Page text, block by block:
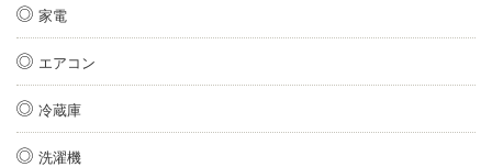
家電
エアコン
冷蔵庫
洗濯機